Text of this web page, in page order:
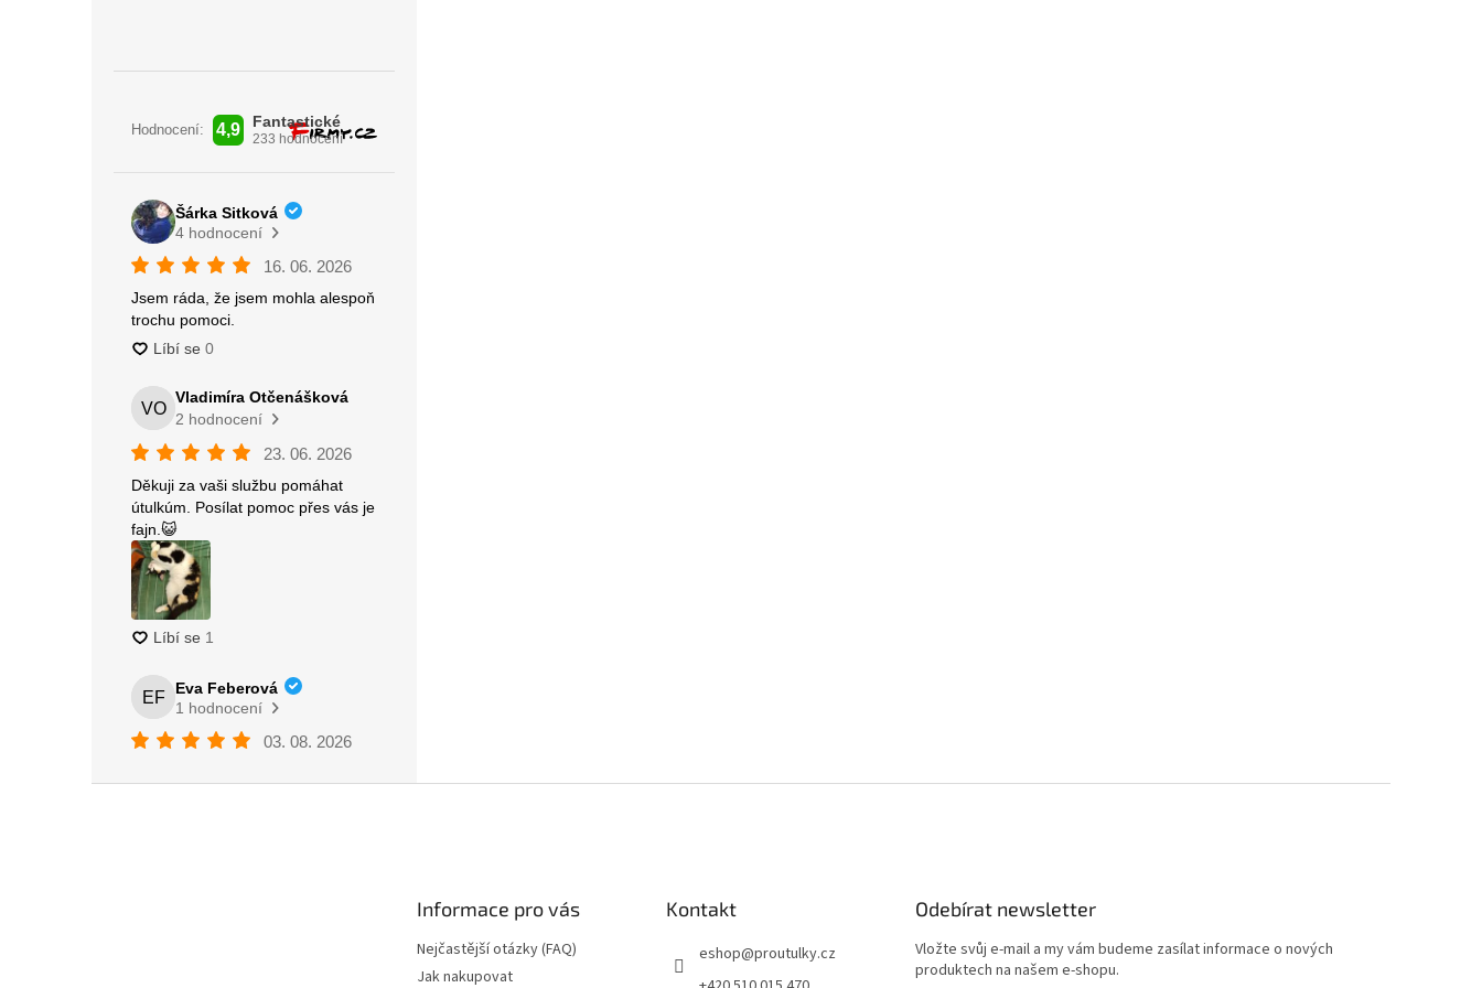
Informace pro vás
Nejčastější otázky (FAQ)
Jak nakupovat
Kontakt
eshop@proutulky.cz
Odebírat newsletter
Vložte svůj e-mail a my vám budeme zasílat informace o nových
produktech na našem e-shopu.